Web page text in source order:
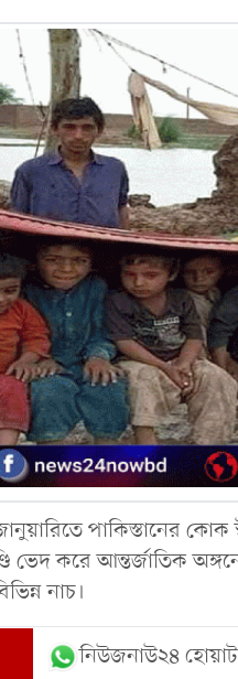
পাকিস্তানের কোক
ভেদ করে আন্তর্জাতিক
নাচ।
নিউজনাউ২৪